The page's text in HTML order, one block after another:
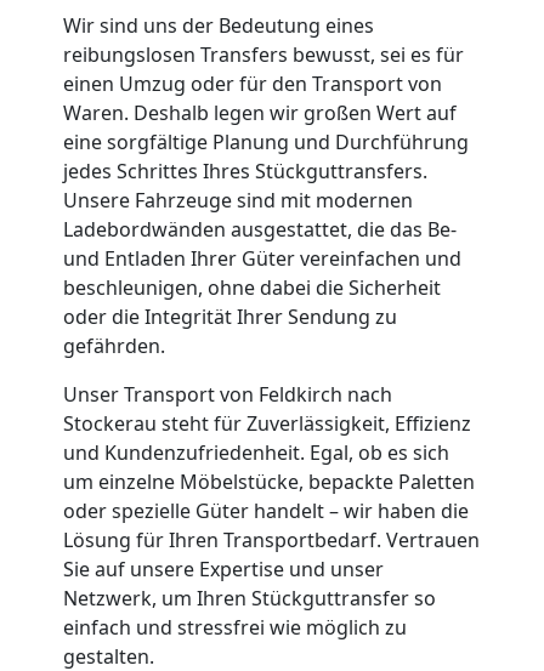
Wir sind uns der Bedeutung eines
reibungslosen Transfers bewusst, sei es für
einen Umzug oder für den Transport von
Waren. Deshalb legen wir großen Wert auf
eine sorgfältige Planung und Durchführung
jedes Schrittes Ihres Stückguttransfers.
Unsere Fahrzeuge sind mit modernen
Ladebordwänden ausgestattet, die das Be-
und Entladen Ihrer Güter vereinfachen und
beschleunigen, ohne dabei die Sicherheit
oder die Integrität Ihrer Sendung zu
gefährden.
Unser Transport von Feldkirch nach
Stockerau steht für Zuverlässigkeit, Effizienz
und Kundenzufriedenheit. Egal, ob es sich
um einzelne Möbelstücke, bepackte Paletten
oder spezielle Güter handelt – wir haben die
Lösung für Ihren Transportbedarf. Vertrauen
Sie auf unsere Expertise und unser
Netzwerk, um Ihren Stückguttransfer so
einfach und stressfrei wie möglich zu
gestalten.
Service-
Umzug
Feldkirch
Qualitäts-
Umzüge
Feldkirch
Vereinsumzug
Feldkirch
Anfrage